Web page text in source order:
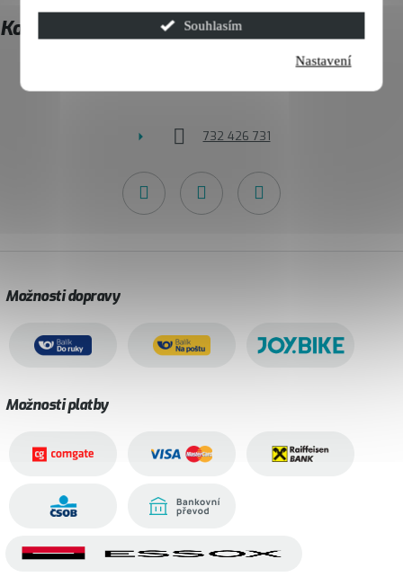
Souhlasím
Nastavení
t
í
Kontakt
732 426 731
Možnosti dopravy
Možnosti platby